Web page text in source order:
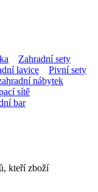
Zahradní sety
lavice
Pivní sety
nábytek
sítě
bar
kteří zboží